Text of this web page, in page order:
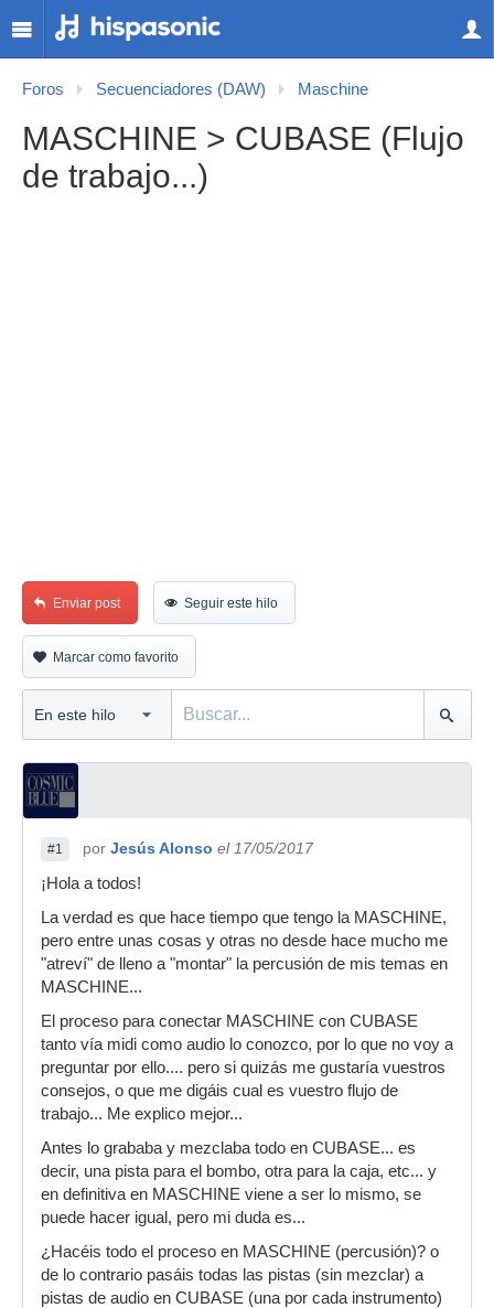
Foros Secuenciadores (DAW) Maschine
MASCHINE > CUBASE (Flujo
de trabajo...)
Enviar post Seguir este hilo
Marcar como favorito
#1 por Jesús Alonso el 17/05/2017
¡Hola a todos!
La verdad es que hace tiempo que tengo la MASCHINE,
pero entre unas cosas y otras no desde hace mucho me
"atreví" de lleno a "montar" la percusión de mis temas en
MASCHINE...
El proceso para conectar MASCHINE con CUBASE
tanto vía midi como audio lo conozco, por lo que no voy a
preguntar por ello.... pero si quizás me gustaría vuestros
consejos, o que me digáis cual es vuestro flujo de
trabajo... Me explico mejor...
Antes lo grababa y mezclaba todo en CUBASE... es
decir, una pista para el bombo, otra para la caja, etc... y
en definitiva en MASCHINE viene a ser lo mismo, se
puede hacer igual, pero mi duda es...
¿Hacéis todo el proceso en MASCHINE (percusión)? o
de lo contrario pasáis todas las pistas (sin mezclar) a
pistas de audio en CUBASE (una por cada instrumento)